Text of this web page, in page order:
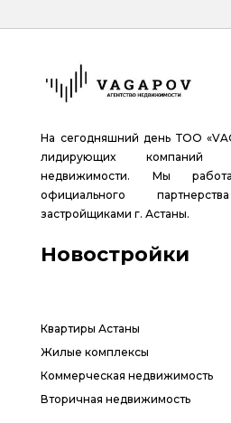
На сегодняшний день ТОО
лидирующих компаний
недвижимости. Мы
официального
застройщиками г. Астаны.
Новостройки
Квартиры Астаны
Жилые комплексы
Коммерческая недвижимость
Вторичная недвижимость